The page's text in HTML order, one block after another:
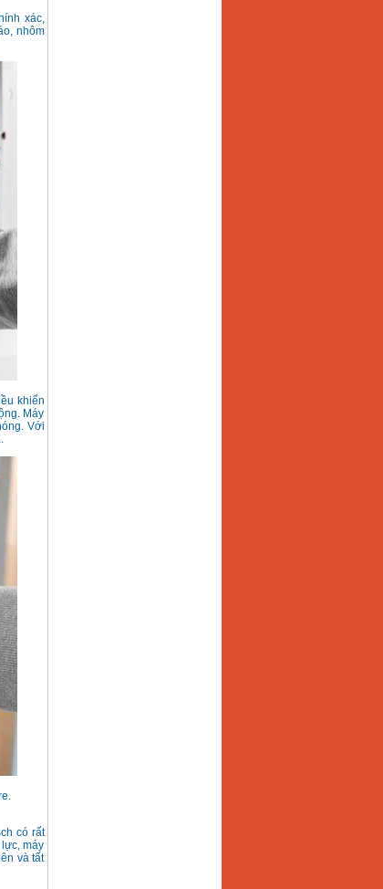
xác,
nhôm
khiển
Máy
Với
có rất
máy
và tất